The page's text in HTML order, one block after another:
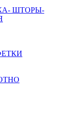
ШТОРЫ-